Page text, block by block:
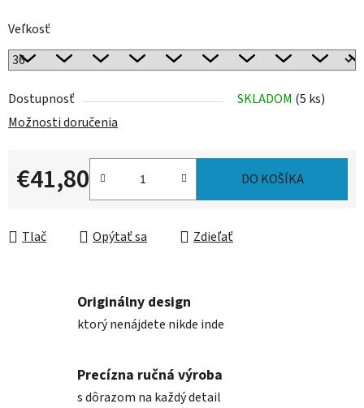
Veľkosť
Dostupnosť SKLADOM (5 ks)
Možnosti doručenia
€41,80
Jednotková cena:
DO KOŠÍKA
Tlač Opýtať sa Zdieľať
Originálny design
ktorý nenájdete nikde inde
Precízna ručná výroba
s dôrazom na každý detail